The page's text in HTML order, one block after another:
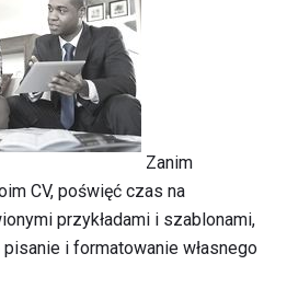
Zanim
CV, poświęć czas na
przykładami i szablonami,
i formatowanie własnego